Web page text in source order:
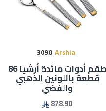
Arshia
3090
طقم أدوات مائدة أرشيا 86
قطعة باللونين الذهبي
والفضي
878.90